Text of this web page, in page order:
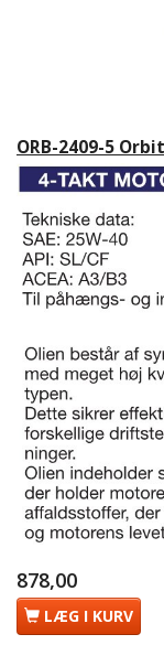
ORB-2409-5
878,00
LÆG I KURV